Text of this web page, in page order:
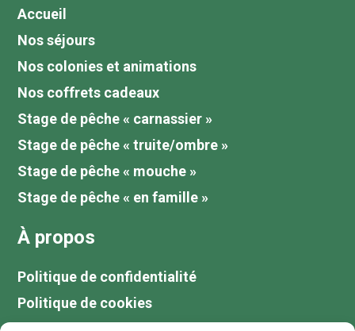
Accueil
Nos séjours
Nos colonies et animations
Nos coffrets cadeaux
Stage de pêche « carnassier »
Stage de pêche « truite/ombre »
Stage de pêche « mouche »
Stage de pêche « en famille »
À propos
Politique de confidentialité
Politique de cookies